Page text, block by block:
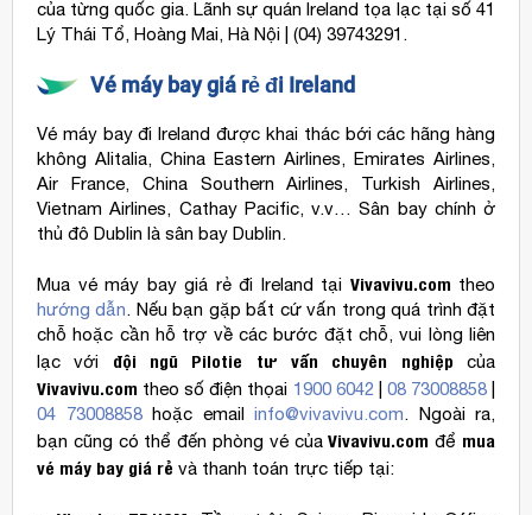
của từng quốc gia. Lãnh sự quán Ireland tọa lạc tại số 41
Lý Thái Tổ, Hoàng Mai, Hà Nội | (04) 39743291.
Vé máy bay giá rẻ đi Ireland
Vé máy bay đi Ireland được khai thác bới các hãng hàng
không Alitalia, China Eastern Airlines, Emirates Airlines,
Air France, China Southern Airlines, Turkish Airlines,
Vietnam Airlines, Cathay Pacific, v.v… Sân bay chính ở
thủ đô Dublin là sân bay Dublin.
Mua vé máy bay giá rẻ đi Ireland tại Vivavivu.com theo
hướng dẫn. Nếu bạn gặp bất cứ vấn trong quá trình đặt
chỗ hoặc cần hỗ trợ về các bước đặt chỗ, vui lòng liên
lạc với đội ngũ Pilotie tư vấn chuyên nghiệp của
Vivavivu.com theo số điện thọai 1900 6042 | 08 73008858|
04 73008858hoặc email info@vivavivu.com. Ngoài ra,
bạn cũng có thể đến phòng vé củaVivavivu.com để mua
vé máy bay giá rẻ và thanh toán trực tiếp tại: